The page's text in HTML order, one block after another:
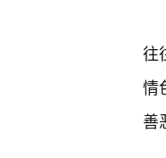
往
情
善